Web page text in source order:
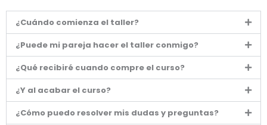
¿Cuándo comienza el taller?
¿Puede mi pareja hacer el taller conmigo?
¿Qué recibiré cuando compre el curso?
¿Y al acabar el curso?
¿Cómo puedo resolver mis dudas y preguntas?